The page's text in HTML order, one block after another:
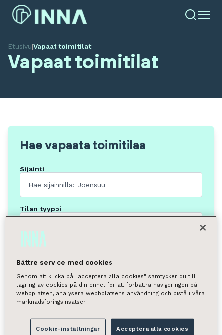
Etusivu|Vapaat toimitilat
Vapaat toimitilat
Hae vapaata toimitilaa
Sijainti
Tilan tyyppi
Neliömäärä
Valitse
Voit hakea kunnan, kaupunginosan, katuosoitteen tai
postinumeron perusteella.
Hae
Bättre service med cookies
Genom att klicka på "acceptera alla cookies" samtycker du till
lagring av cookies på din enhet för att förbättra navigeringen på
webbplatsen, analysera webbplatsens användning och bistå i våra
marknadsföringsinsatser.
Cookie-inställningar Acceptera alla cookies